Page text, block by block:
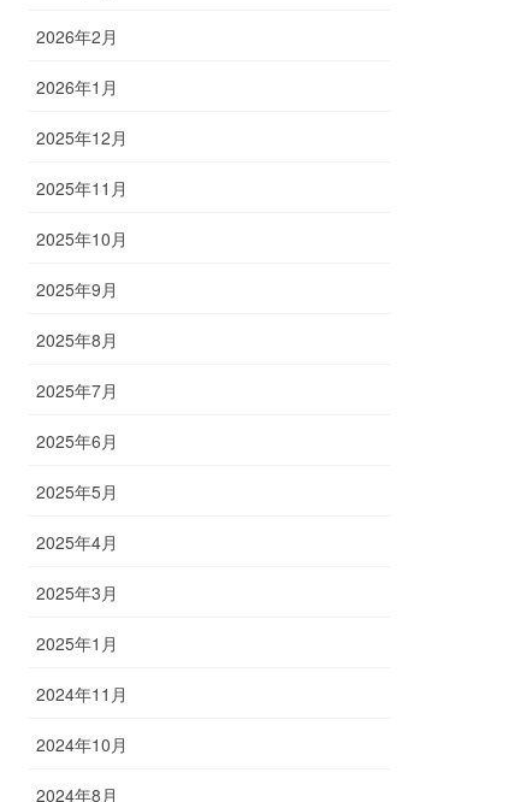
2026年2月
2026年1月
2025年12月
2025年11月
2025年10月
2025年9月
2025年8月
2025年7月
2025年6月
2025年5月
2025年4月
2025年3月
2025年1月
2024年11月
2024年10月
2024年8月